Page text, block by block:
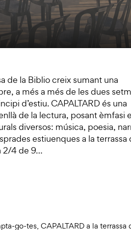
de la Biblio creix sumant una
a més a més de les dues
d’estiu. CAPALTARD és una
de la lectura, posant èmfasi
diversos: música, poesia,
estiuenques a la terrassa
2/4 de 9…
go-tes, CAPALTARD a la terrassa